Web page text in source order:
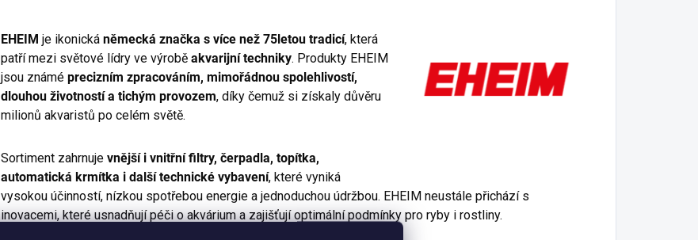
EHEIM je ikonická německá značka s více než 75letou tradicí, která
patří mezi světové lídry ve výrobě akvarijní techniky. Produkty EHEIM
jsou známé precizním zpracováním, mimořádnou spolehlivostí,
dlouhou životností a tichým provozem, díky čemuž si získaly důvěru
milionů akvaristů po celém světě.
Sortiment zahrnuje vnější i vnitřní filtry, čerpadla, topítka,
automatická krmítka i další technické vybavení, které vyniká
vysokou účinností, nízkou spotřebou energie a jednoduchou údržbou. EHEIM neustále přichází s
inovacemi, které usnadňují péči o akvárium a zajišťují optimální podmínky pro ryby i rostliny.